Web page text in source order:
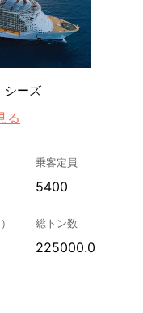
シーズ
る
乗客定員
5400
総トン数
225000.0